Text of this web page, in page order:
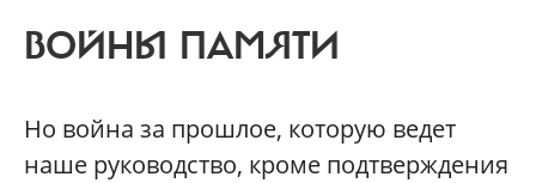
ВОЙНЫ ПАМЯТИ
Но война за прошлое, которую ведет
наше руководство, кроме подтверждения